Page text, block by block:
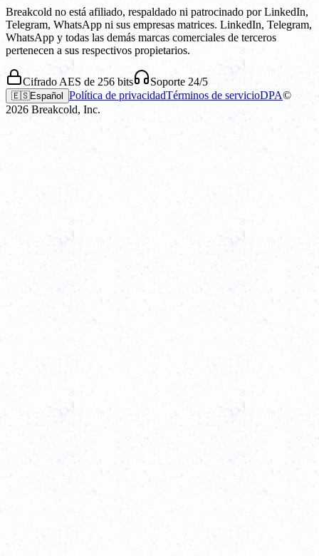
Breakcold no está afiliado, respaldado ni patrocinado por LinkedIn,
Telegram, WhatsApp ni sus empresas matrices. LinkedIn, Telegram,
WhatsApp y todas las demás marcas comerciales de terceros
pertenecen a sus respectivos propietarios.
Cifrado AES de 256 bits Soporte 24/5
🇪🇸Español Política de privacidadTérminos de servicioDPA©
2026 Breakcold, Inc.